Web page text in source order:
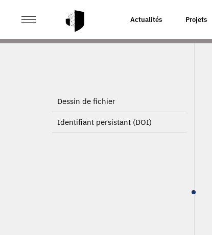
Actualités Projets
ACCUEIL PAGE PRODUIT
Dessin de fichier
Identifiant persistant (DOI)